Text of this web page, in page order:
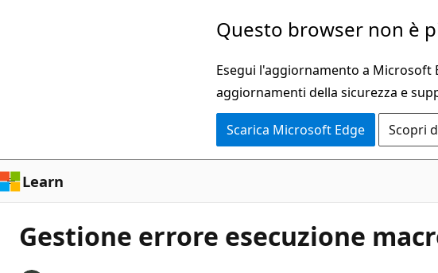
Questo browser non è
Esegui l'aggiornamento a
aggiornamenti della sicurezza e
Scarica Microsoft Edge Scopri
Learn
Gestione errore esecuzione